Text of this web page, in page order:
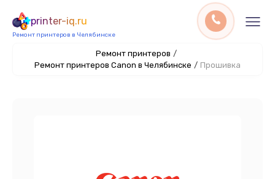
printer-iq.ru
Ремонт принтеров в Челябинске
Ремонт принтеров /
Ремонт принтеров Canon в Челябинске / Прошивка